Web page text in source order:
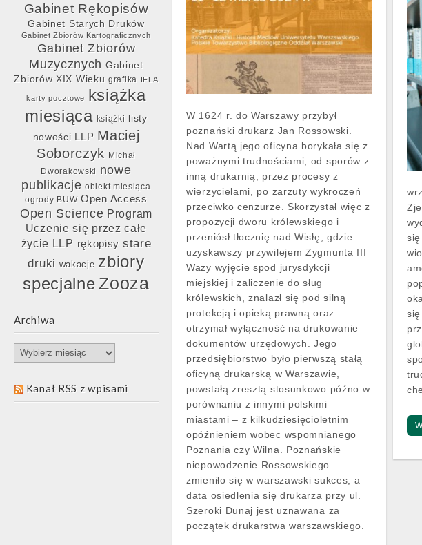
Gabinet Rękopisów
Gabinet Starych Druków
Gabinet Zbiorów Kartograficznych
Gabinet Zbiorów
Muzycznych Gabinet
Zbiorów XIX Wieku grafika IFLA
karty pocztowe książka
miesiąca książki
listy
nowości LLP Maciej
Soborczyk
Michał
Dworakowski
nowe
publikacje obiekt miesiąca
ogrody BUW Open Access
Open Science Program
Uczenie się przez całe
życie LLP rękopisy stare
druki wakacje zbiory
specjalneZooza
Archiwa
Archiwa
Kanał RSS z wpisami
W 1624 r. do Warszawy przybył
poznański drukarz Jan Rossowski.
Nad Wartą jego oficyna borykała się z
poważnymi trudnościami, od sporów z
inną drukarnią, przez procesy z
wierzycielami, po zarzuty wykroczeń
przeciwko cenzurze. Skorzystał więc z
propozycji dworu królewskiego i
przeniósł tłocznię nad Wisłę, gdzie
uzyskawszy przywilejem Zygmunta III
Wazy wyjęcie spod jurysdykcji
miejskiej i zaliczenie do sług
królewskich, znalazł się pod silną
protekcją i opieką prawną oraz
otrzymał wyłączność na drukowanie
dokumentów urzędowych. Jego
przedsiębiorstwo było pierwszą stałą
oficyną drukarską w Warszawie,
powstałą zresztą stosunkowo późno w
porównaniu z innymi polskimi
miastami – z kilkudziesięcioletnim
opóźnieniem wobec wspomnianego
Poznania czy Wilna. Poznańskie
niepowodzenie Rossowskiego
zmieniło się w warszawski sukces, a
data osiedlenia się drukarza przy ul.
Szeroki Dunaj jest uznawana za
początek drukarstwa warszawskiego.